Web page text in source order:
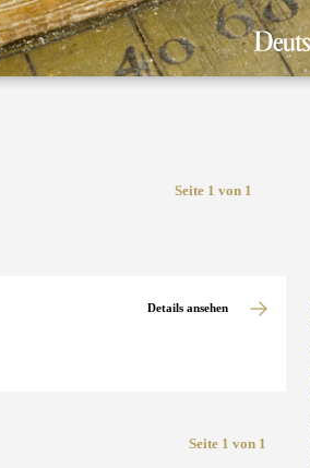
Seite 1 von 1
Details ansehen
Seite 1 von 1